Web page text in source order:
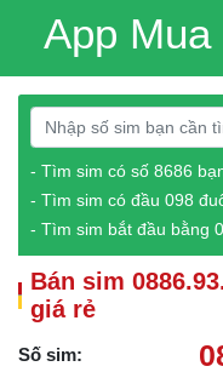
App Mua
- Tìm sim có số 8686
- Tìm sim có đầu 098
- Tìm sim bắt đầu bằng
Bán sim
giá rẻ
Số sim: